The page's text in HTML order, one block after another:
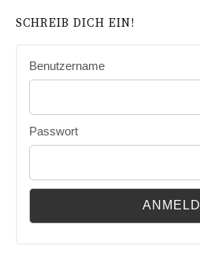
SCHREIB DICH EIN!
Benutzername
Passwort